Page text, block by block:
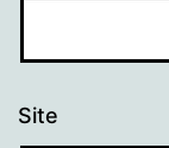
Site